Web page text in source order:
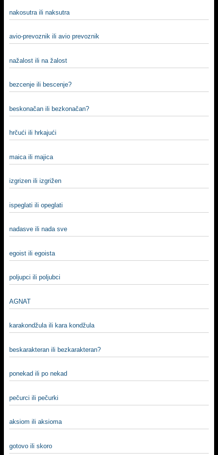
nakosutra ili naksutra
avio-prevoznik ili avio prevoznik
nažalost ili na žalost
bezcenje ili bescenje?
beskonačan ili bezkonačan?
hrčući ili hrkajući
maica ili majica
izgrizen ili izgrižen
ispeglati ili opeglati
nadasve ili nada sve
egoist ili egoista
poljupci ili poljubci
AGNAT
karakondžula ili kara kondžula
beskarakteran ili bezkarakteran?
ponekad ili po nekad
pečurci ili pečurki
aksiom ili aksioma
gotovo ili skoro